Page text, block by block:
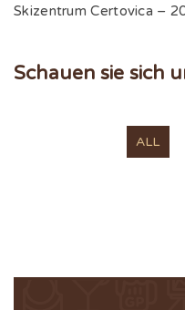
Skizentrum Certovica –
Schauen sie sich
ALL